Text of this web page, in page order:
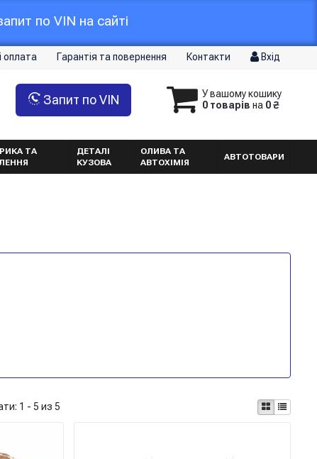
по VIN на сайті
оплата Гарантія та повернення Контакти Вхід
У вашому кошику
0 товарів на 0 ₴
Запит по VIN
ТА
ДЕТАЛІ
КУЗОВА
ОЛИВА ТА
АВТОХІМІЯ
АВТОТОВАРИ
1 - 5 из 5